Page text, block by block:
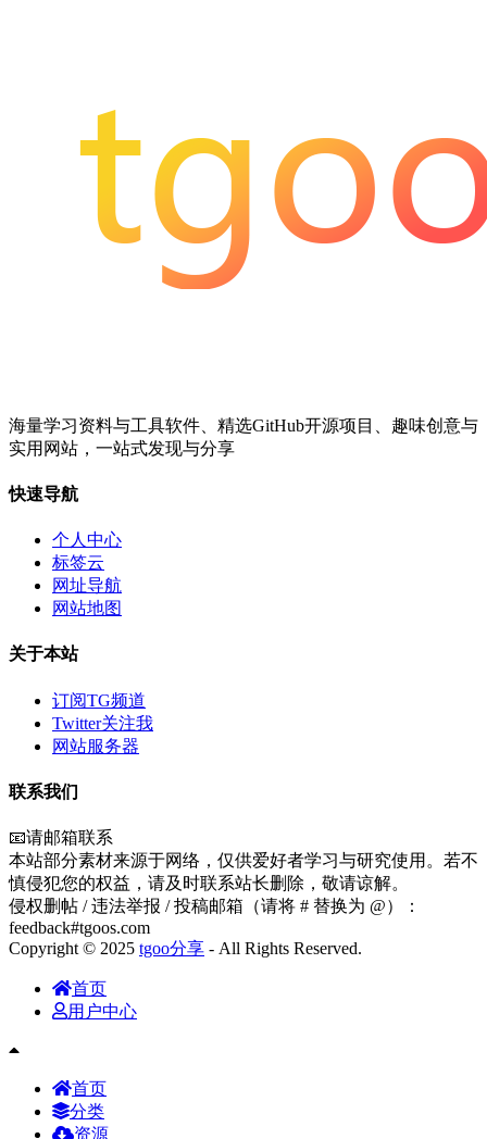
海量学习资料与工具软件、精选GitHub开源项目、趣味创意与
实用网站，一站式发现与分享
快速导航
个人中心
标签云
网址导航
网站地图
关于本站
订阅TG频道
Twitter关注我
网站服务器
联系我们
📧请邮箱联系
本站部分素材来源于网络，仅供爱好者学习与研究使用。若不
慎侵犯您的权益，请及时联系站长删除，敬请谅解。
侵权删帖 / 违法举报 / 投稿邮箱（请将 # 替换为 @）：
feedback#tgoos.com
Copyright © 2025 tgoo分享 - All Rights Reserved.
首页
用户中心
首页
分类
资源